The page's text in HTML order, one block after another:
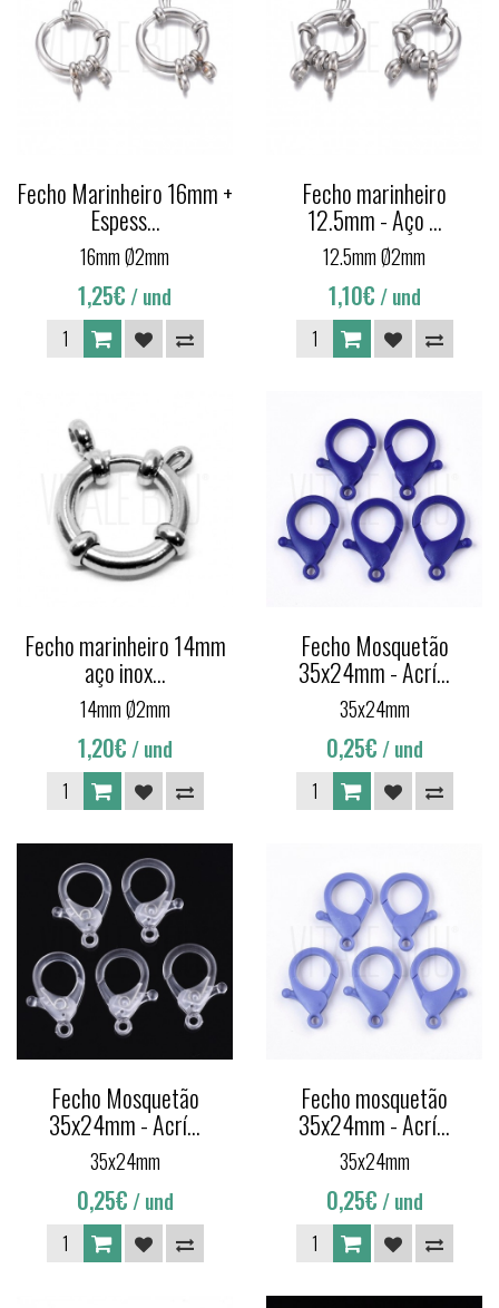
Fecho Marinheiro 16mm +
Espess...
16mm Ø2mm
1,25€ / und
Fecho marinheiro
12.5mm - Aço ...
12.5mm Ø2mm
1,10€ / und
Fecho marinheiro 14mm
aço inox...
14mm Ø2mm
1,20€ / und
Fecho Mosquetão
35x24mm - Acrí...
35x24mm
0,25€ / und
Fecho Mosquetão
35x24mm - Acrí...
35x24mm
0,25€ / und
Fecho mosquetão
35x24mm - Acrí...
35x24mm
0,25€ / und